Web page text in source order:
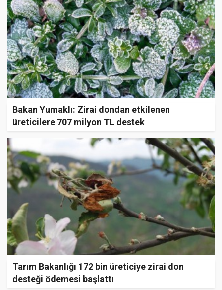
Bakan Yumaklı: Zirai dondan etkilenen
üreticilere 707 milyon TL destek
Tarım Bakanlığı 172 bin üreticiye zirai don
desteği ödemesi başlattı